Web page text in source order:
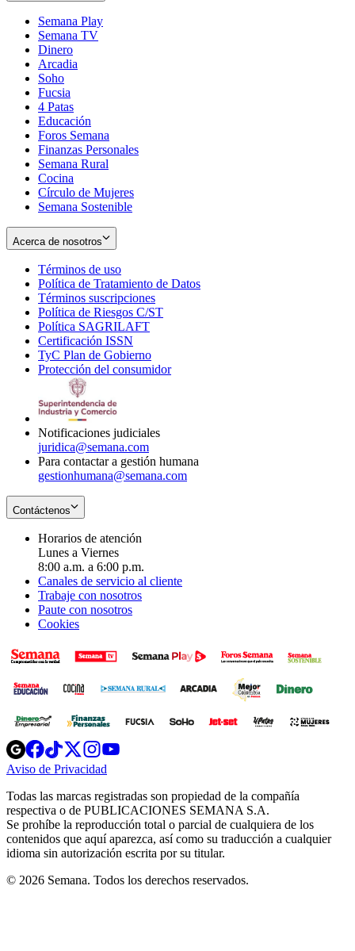
Semana Play
Semana TV
Dinero
Arcadia
Soho
in
new
window
Fucsia
in
new
window
4 Patas
Educación
Foros Semana
Finanzas Personales
Semana Rural
Cocina
Círculo de Mujeres
Semana Sostenible
Acerca de nosotros
Términos de uso
in
new
window
Política de Tratamiento de Datos
Términos suscripciones
in
Política de Riesgos C/ST
Política SAGRILAFT
new
window
Certificación ISSN
in
new
TyC Plan de Gobierno
in
Protección del consumidorOpens
Notificaciones judiciales
juridica@semana.com
Para contactar a gestión humana
gestionhumana@semana.com
Contáctenos
Horarios de atención
Lunes a Viernes
8:00 a.m. a 6:00 p.m.
Canales de servicio al cliente
Trabaje con nosotros
Paute con nosotros
Cookies
Opens
in
new
Opens
in
new
Opens
in
new
window
Opens
new
windowwindow
Aviso de Privacidad
new
window
Todas las marcas registradas son propiedad de la compañía
respectiva o de PUBLICACIONES SEMANA S.A.
Se prohíbe la reproducción total o parcial de cualquiera de los
contenidos que aquí aparezca, así como su traducción a cualquier
idioma sin autorización escrita por su titular.
© 2026 Semana. Todos los derechos reservados.